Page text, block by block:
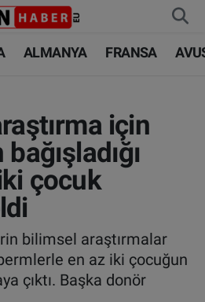
ALMANYA FRANSA
için
çocuk
bilimsel araştırmalar
en az iki çocuğun
çıktı. Başka donör
ve Fikstür